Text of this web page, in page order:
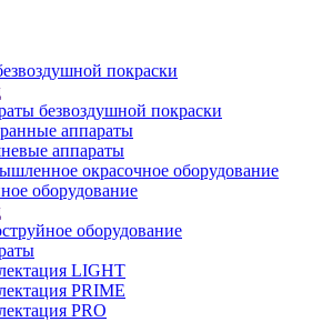
покраски
безвоздушной покраски
аппараты
аппараты
окрасочное оборудование
оборудование
оборудование
LIGHT
PRIME
PRO